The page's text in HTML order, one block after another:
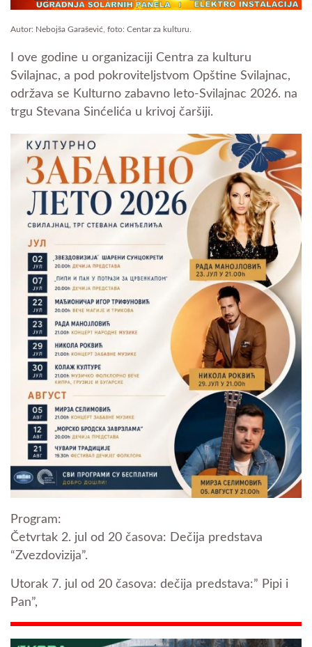
Autor: Nebojša Garašević, foto: Centar za kulturu.
I ove godine u organizaciji Centra za kulturu
Svilajnac, a pod pokroviteljstvom Opštine Svilajnac,
održava se Kulturno zabavno leto-Svilajnac 2026. na
trgu Stevana Sinćelića u krivoj čaršiji.
Program:
Četvrtak 2. jul od 20 časova: Dečija predstava
“Zvezdovizija”.
Utorak 7. jul od 20 časova: dečija predstava:” Pipi i
Pan”,